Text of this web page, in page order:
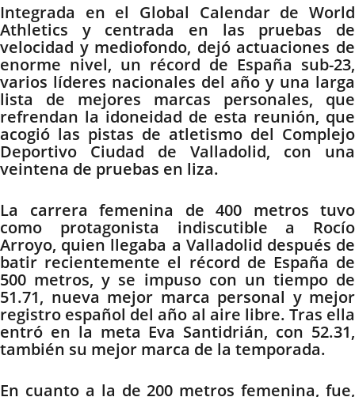
Integrada en el Global Calendar de World
Athletics y centrada en las pruebas de
velocidad y mediofondo, dejó actuaciones de
enorme nivel, un récord de España sub-23,
varios líderes nacionales del año y una larga
lista de mejores marcas personales, que
refrendan la idoneidad de esta reunión, que
acogió las pistas de atletismo del Complejo
Deportivo Ciudad de Valladolid, con una
veintena de pruebas en liza.
La carrera femenina de 400 metros tuvo
como protagonista indiscutible a Rocío
Arroyo, quien llegaba a Valladolid después de
batir recientemente el récord de España de
500 metros, y se impuso con un tiempo de
51.71, nueva mejor marca personal y mejor
registro español del año al aire libre. Tras ella
entró en la meta Eva Santidrián, con 52.31,
también su mejor marca de la temporada.
En cuanto a la de 200 metros femenina, fue,